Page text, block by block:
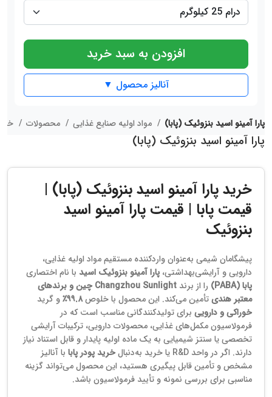
افزودن به سبد خرید
آنالیز محصول ▼
پارا آمینو اسید بنزوئیک (پابا)
پارا آمینو اسید بنزوئیک (پابا)
خرید پارا آمینو اسید بنزوئیک (پابا) |
قیمت پابا | قیمت پارا آمینو اسید
بنزوئیک
پیشگامان شیمی به‌عنوان واردکننده مستقیم مواد اولیه غذایی،
دارویی و آرایشی‌بهداشتی، پارا آمینو بنزوئیک اسید با نام اختصاری
پابا (PABA)
را از برند
Changzhou Sunlight چین و برندهای
معتبر هندیتأمین می‌کند. این محصول با خلوص۹۹.۸٪ و گرید
خوراکی و دارویی برای تولیدکنندگانی مناسب است که در
فرمولاسیون مکمل‌های غذایی، محصولات دارویی، ترکیبات آرایشی
تخصصی یا سنتز شیمیایی به یک ماده اولیه پایدار و قابل استناد نیاز
دارند. اگر در واحد R&D یا خرید به‌دنبال
خرید پودر پابا با آنالیز
مشخص و تأمین قابل پیگیری هستید، این محصول می‌تواند گزینه
مناسبی برای بررسی نمونه و تأیید فرمولاسیون باشد.